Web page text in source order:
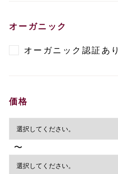
オーガニック
オーガニック認証あり
価格
〜